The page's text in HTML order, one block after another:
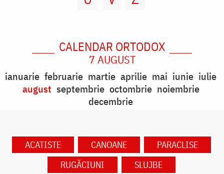
CALENDAR ORTODOX
7 AUGUST
ianuarie februarie martie aprilie mai iunie iulie
august septembrie octombrie noiembrie
decembrie
ACATISTE CANOANE
PARACLISE
RUGĂCIUNI
SLUJBE